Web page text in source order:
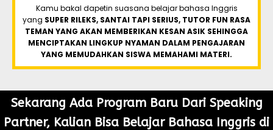
Kamu bakal dapetin suasana belajar bahasa Inggris
yang SUPER RILEKS, SANTAI TAPI SERIUS, TUTOR FUN RASA
TEMAN YANG AKAN MEMBERIKAN KESAN ASIK SEHINGGA
MENCIPTAKAN LINGKUP NYAMAN DALAM PENGAJARAN
YANG MEMUDAHKAN SISWA MEMAHAMI MATERI.
Sekarang Ada Program Baru Dari Speaking
Partner, Kalian Bisa Belajar Bahasa Inggris di